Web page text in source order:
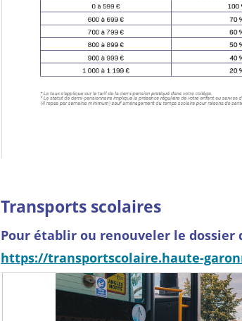
Transports scolaires
Pour établir ou renouveler le dossier
https://transportscolaire.haute-